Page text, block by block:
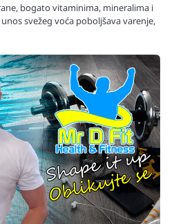
bogato vitaminima, mineralima i
svežeg voća poboljšava varenje,